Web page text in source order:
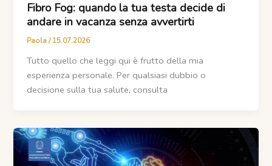
Fibro Fog: quando la tua testa decide di
andare in vacanza senza avvertirti
Paola/15.07.2026
Tutto quello che leggi qui è frutto della mia
esperienza personale. Per qualsiasi dubbio o
decisione sulla tua salute, consulta